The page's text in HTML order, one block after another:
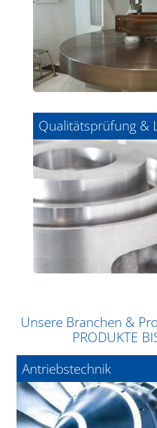
Qualitätsprüfung &
Unsere Branchen &
PRODUKTE
Antriebstechnik